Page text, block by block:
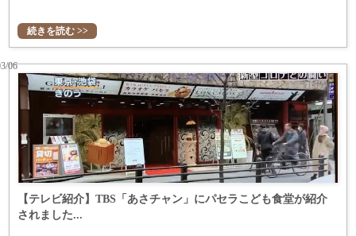
続きを読む >>
【テレビ紹介】TBS「あさチャン」にパセラこども食堂が紹介
されました...
06